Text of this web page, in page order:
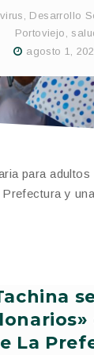
, Desarrollo
Portoviejo ,
agosto 1,
para
y
La